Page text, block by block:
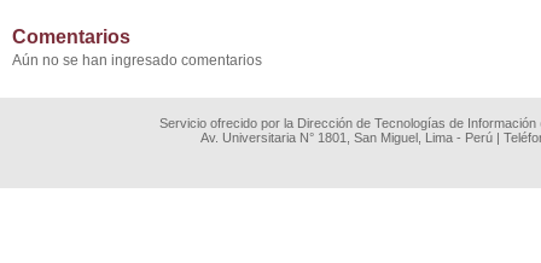
Comentarios
Aún no se han ingresado comentarios
Servicio ofrecido por la Dirección de Tecnologías de
Av. Universitaria N° 1801, San Miguel, Lima - Perú |